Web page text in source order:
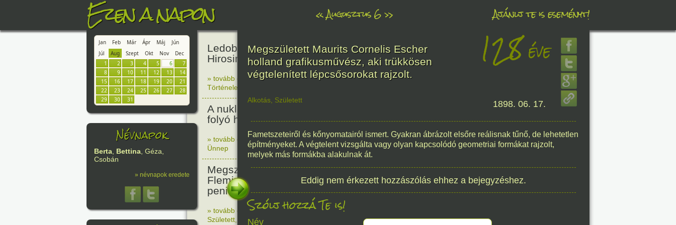
Ezen a napon «Augusztus 6» Ajánlj te is eseményt!
Jan Feb Már Ápr Máj
Jún
Júl
Aug Szept Okt Nov
Dec
1
2 3 4 5 6
7
8
9 10 11 12 13
14
15
16 17 18 19 20
21
22
23 24 25 26 27
28
29
30 31
Névnapok
Berta, Bettina, Géza,
Csobán
» névnapok eredete
Ledobták az első atombombát
Hirosimára.
81
» tovább olvasom|Nincs hozzászólás, szólj hozzá!
Történelem
A nukleáris fegyverek betiltásáért
folyó harc világnapja
48éve
» tovább olvasom|Nincs hozzászólás, szólj hozzá!
Ünnep
1978. 08. 06.
Megszületett Sir Alexander
Fleming, Nobel-díjas angol orvos, a
penicillin felfedezője.
145éve
» tovább olvasom| 1 hozzászólás, szólj Te is hozzá!
Született
Alkotás 1881. 08. 06.
Megszületett Maurits Cornelis Escher
holland grafikusművész, aki trükkösen
végtelenített lépcsősorokat rajzolt.
128éve
Alkotás Született 1898. 06. 17.
Fametszeteiről és kőnyomatairól ismert. Gyakran ábrázolt elsőre reálisnak tűnő, de lehetetlen
építményeket. A végtelent vizsgálta vagy olyan kapcsolódó geometriai formákat rajzolt,
melyek más formákba alakulnak át.
Eddig nem érkezett hozzászólás ehhez a bejegyzéshez.
Szólj hozzá Te is!
Név